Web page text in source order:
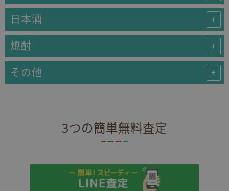
日本酒
焼酎
その他
3つの簡単無料査定